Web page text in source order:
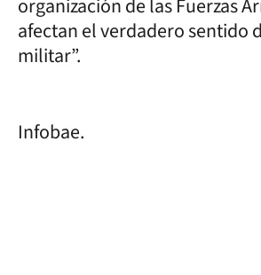
organización de las Fuerzas
afectan el verdadero sentido
militar”.
Infobae.